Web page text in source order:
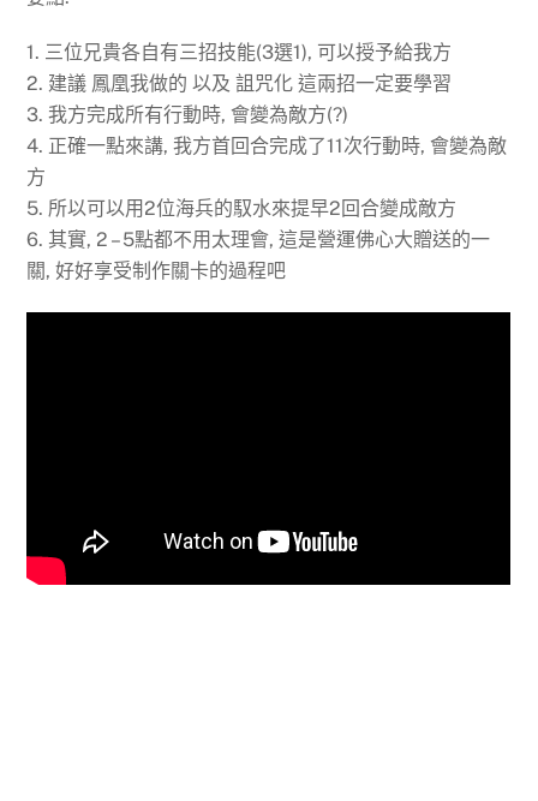
1. 三位兄貴各自有三招技能(3選1), 可以授予給我方
2. 建議 鳳凰我做的 以及 詛咒化 這兩招一定要學習
3. 我方完成所有行動時, 會變為敵方(?)
4. 正確一點來講, 我方首回合完成了11次行動時, 會變為敵
方
5. 所以可以用2位海兵的馭水來提早2回合變成敵方
6. 其實, 2 – 5點都不用太理會, 這是營運佛心大贈送的一
關, 好好享受制作關卡的過程吧